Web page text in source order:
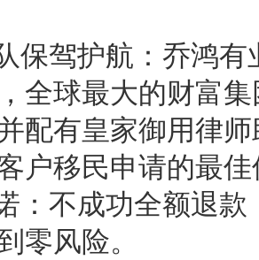
保驾护航：乔鸿
全球最大的财富
配有皇家御用律
户移民申请的最
：不成功全额退
零风险。